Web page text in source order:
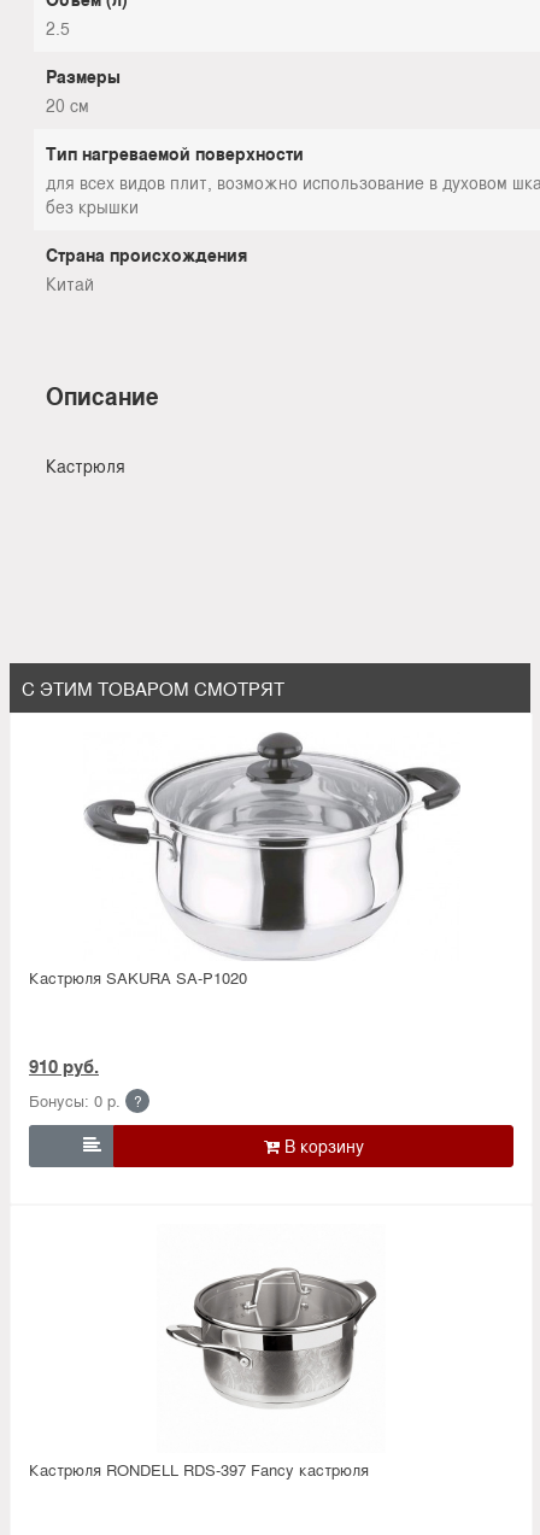
2.5
Размеры
20 см
Тип нагреваемой поверхности
для всех видов плит, возможно использование в духовом
без крышки
Страна происхождения
Китай
Описание
Кастрюля
С ЭТИМ ТОВАРОМ СМОТРЯТ
Кастрюля SAKURA SA-P1020
910 руб.
Бонусы: 0 р. ?

Кастрюля RONDELL RDS-397 Fancy кастрюля